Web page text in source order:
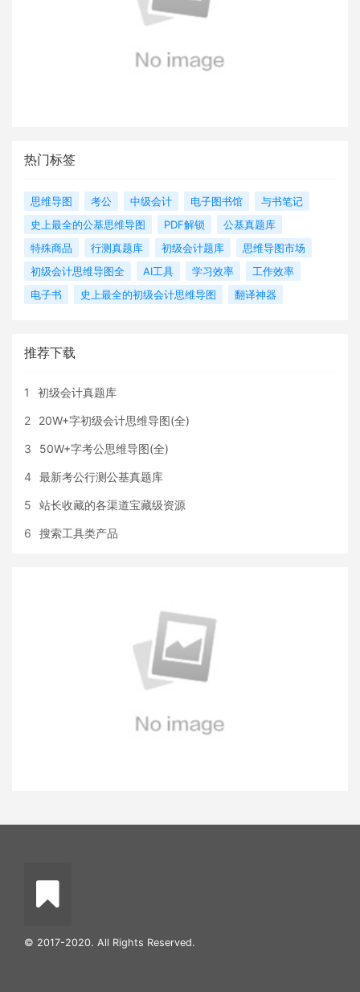
热门标签
思维导图 考公 中级会计 电子图书馆
与书笔记
史上最全的公基思维导图
PDF解锁
公基真题库
特殊商品
行测真题库 初级会计题库
思维导图市场
初级会计思维导图全
AI工具 学习效率
工作效率
电子书
史上最全的初级会计思维导图 翻译神器
推荐下载
1 初级会计真题库
2 20W+字初级会计思维导图(全)
3 50W+字考公思维导图(全)
4 最新考公行测公基真题库
5 站长收藏的各渠道宝藏级资源
6 搜索工具类产品
© 2017-2020. All Rights Reserved.